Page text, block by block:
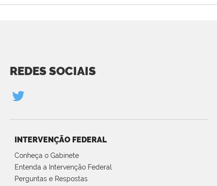
REDES SOCIAIS
INTERVENÇÃO FEDERAL
Conheça o Gabinete
Entenda a Intervenção Federal
Perguntas e Respostas